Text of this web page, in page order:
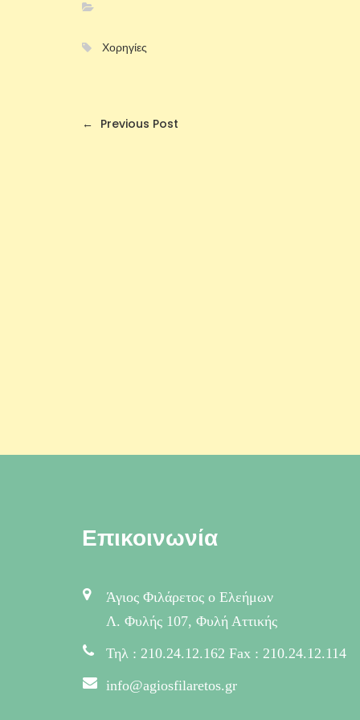
Χορηγίες
← Previous Post
Επικοινωνία
Άγιος Φιλάρετος ο Ελεήμων
Λ. Φυλής 107, Φυλή Αττικής
Τηλ : 210.24.12.162 Fax : 210.24.12.114
info@agiosfilaretos.gr